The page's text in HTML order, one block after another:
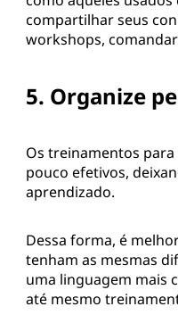
compartilhar seus
workshops,
5. Organize
Os treinamentos
pouco efetivos,
aprendizado.
Dessa forma, é
tenham as mesmas
uma linguagem mais
até mesmo